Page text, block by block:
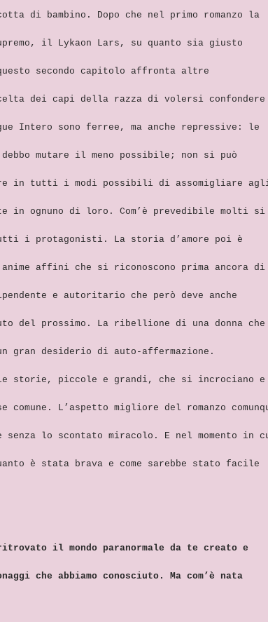
di bambino. Dopo che nel primo romanzo la
il Lykaon Lars, su quanto sia giusto
secondo capitolo affronta altre
dei capi della razza di volersi confondere
sono ferree, ma anche repressive: le
mutare il meno possibile; non si può
in tutti i modi possibili di assomigliare
in ognuno di loro. Com’è prevedibile molti si
i protagonisti. La storia d’amore poi è
affini che si riconoscono prima ancora di
e autoritario che però deve anche
del prossimo. La ribellione di una donna che
desiderio di auto-affermazione.
piccole e grandi, che si incrociano e
L’aspetto migliore del romanzo
lo scontato miracolo. E nel momento in
è stata brava e come sarebbe stato facile
il mondo paranormale da te creato e
che abbiamo conosciuto. Ma com’è nata